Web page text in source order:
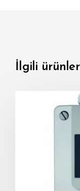
İlgili ürünler